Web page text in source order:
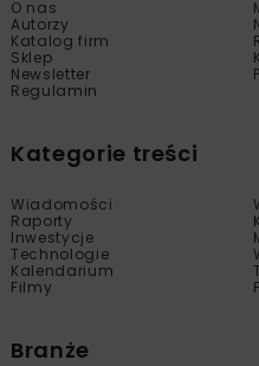
O nas
Autorzy
Katalog firm
Sklep
Newsletter
Regulamin
Kategorie treści
Wiadomości
Raporty
Inwestycje
Technologie
Kalendarium
Filmy
Branże